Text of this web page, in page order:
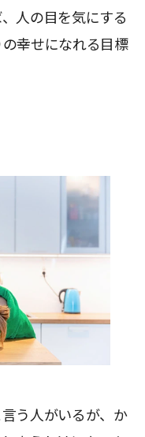
人の目を気にする
幸せになれる目標
言う人がいるが、か